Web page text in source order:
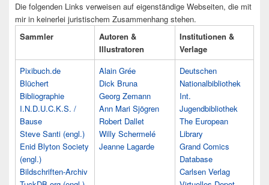
Die folgenden Links verweisen auf eigenständige Webseiten, die mit
mir in keinerlei juristischem Zusammenhang stehen.
Sammler
Autoren &
Illustratoren
Institutionen &
Verlage
Pixibuch.de
Blüchert
Bibliographie
I.N.D.U.C.K.S. /
Bause
Steve Santi (engl.)
Enid Blyton Society
(engl.)
Bildschriften-Archiv
Alain Grée
Dick Bruna
Georg Zemann
Ann Mari Sjögren
Robert Dallet
Willy Schermelé
Jeanne Lagarde
Deutschen
Nationalbibliothek
Int.
Jugendbibliothek
The European
Library
Grand Comics
Database
Carlsen Verlag